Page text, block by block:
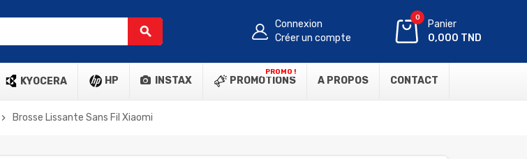
search
Connexion
Créer un compte
0
Panier
0,000 TND
KYOCERA HP INSTAX PROMOTIONS
PROMO !
A PROPOS CONTACT
chevron_right Brosse Lissante Sans Fil Xiaomi